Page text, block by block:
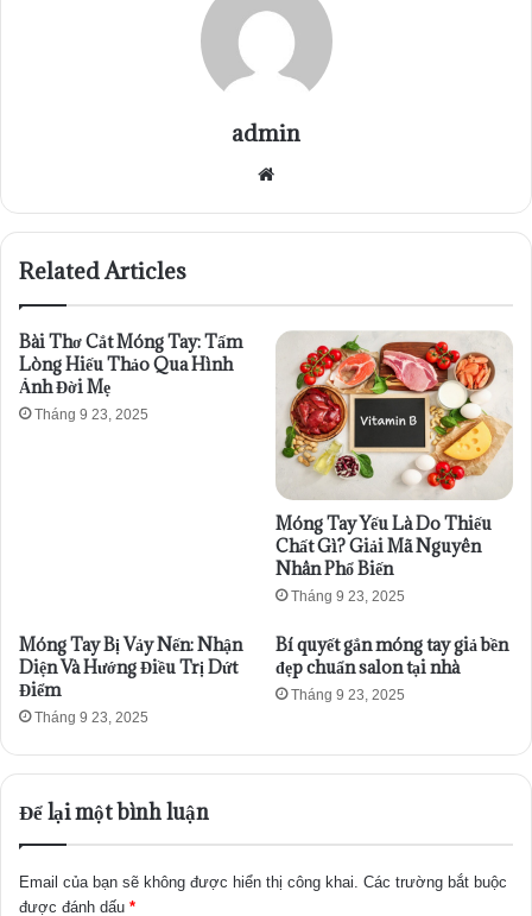
admin
Website
Related Articles
Bài Thơ Cắt Móng Tay: Tấm
Lòng Hiếu Thảo Qua Hình
Ảnh Đời Mẹ
Tháng 9 23, 2025
Móng Tay Yếu Là Do Thiếu
Chất Gì? Giải Mã Nguyên
Nhân Phổ Biến
Tháng 9 23, 2025
Móng Tay Bị Vảy Nến: Nhận
Diện Và Hướng Điều Trị Dứt
Điểm
Tháng 9 23, 2025
Bí quyết gắn móng tay giả bền
đẹp chuẩn salon tại nhà
Tháng 9 23, 2025
Để lại một bình luận
Email của bạn sẽ không được hiển thị công khai. Các trường bắt buộc
được đánh dấu *